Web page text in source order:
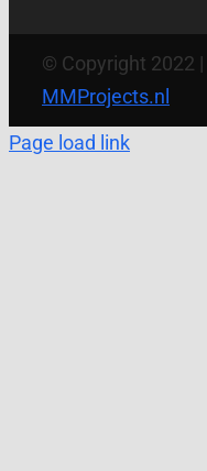
© Copyright 2022 |
MMProjects.nl
Page load link